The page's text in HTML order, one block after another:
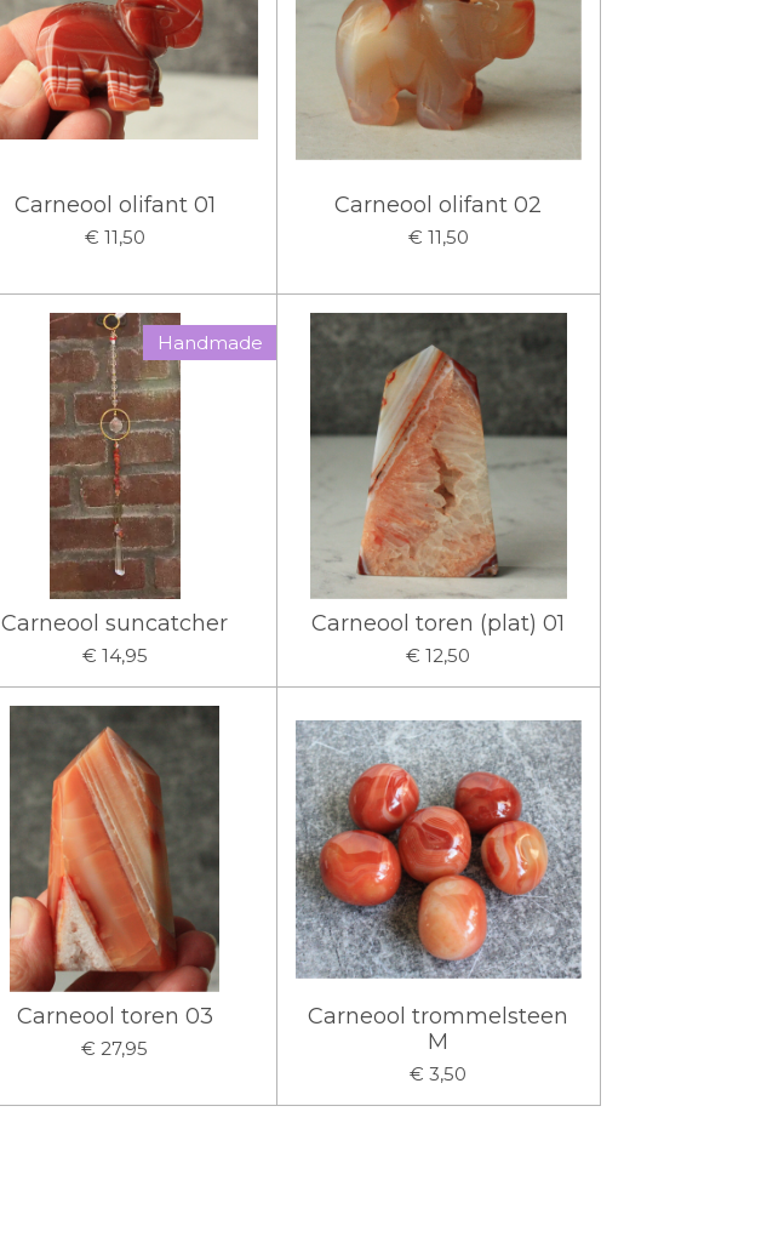
Carneool olifant 01
€ 11,50
Carneool olifant 02
€ 11,50
Handmade
Carneool suncatcher
€ 14,95
Carneool toren (plat) 01
€ 12,50
Carneool toren 03
€ 27,95
Carneool trommelsteen
M
€ 3,50